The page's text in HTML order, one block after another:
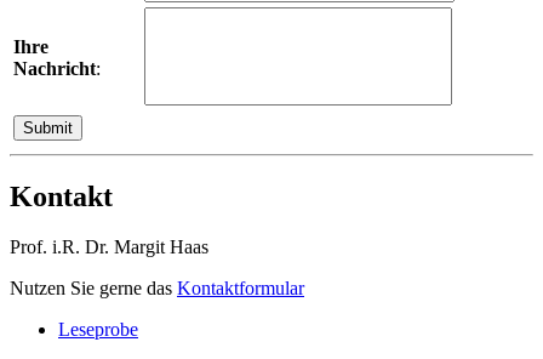
Ihre
Nachricht:
Kontakt
Prof. i.R. Dr. Margit Haas
Nutzen Sie gerne das Kontaktformular
Leseprobe